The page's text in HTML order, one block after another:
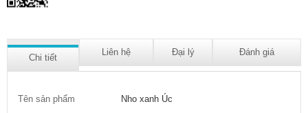
Chi tiết
Liên hệ Đại lý Đánh giá
Tên sản phẩm
Nho xanh Úc